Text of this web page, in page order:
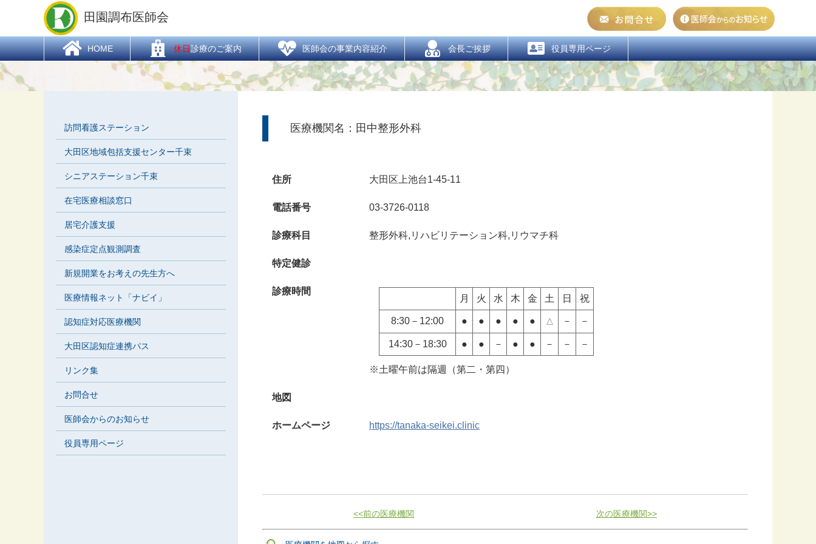
田園調布医師会
  HOME
休日診療のご案内
  医師会の事業内容紹介
  会長ご挨拶
  役員専用ページ
HOME> 医療機関
医療機関
医療機関名：田中整形外科
住所 大田区上池台1‐45-11
電話番号 03-3726-0118
診療科目 整形外科,リハビリテーション科,リウマチ科
特定健診
診療時間
月 火 水 木 金 土 日 祝
8:30－12:00 ● ● ● ● ● △ － －
14:30－18:30 ● ● － ● ● － － －
※土曜午前は隔週（第二・第四）
地図
ホームページ https://tanaka-seikei.clinic
<<前の医療機関 次の医療機関>>
訪問看護ステーション
大田区地域包括支援センター千束
シニアステーション千束
在宅医療相談窓口
居宅介護支援
感染症定点観測調査
新規開業をお考えの先生方へ
医療情報ネット「ナビイ」
認知症対応医療機関
大田区認知症連携パス
リンク集
お問合せ
医師会からのお知らせ
役員専用ページ